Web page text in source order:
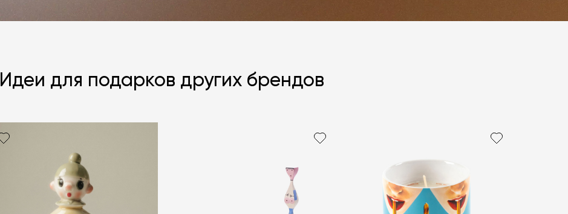
политикой персональных данных
ЗАДАТЬ ВОПРОС
Идеи для подарков других брендов